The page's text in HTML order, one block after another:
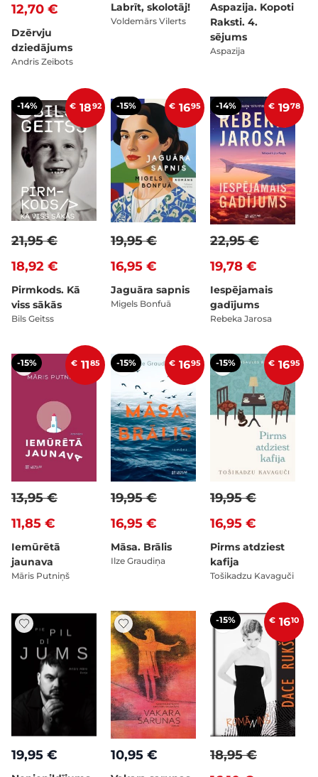
12,70 €
Dzērvju
dziedājums
Andris Zeibots
Labrīt, skolotāj!
Voldemārs Vilerts
Aspazija. Kopoti
Raksti. 4.
sējums
Aspazija
-14% € 1892
18,92 €
21,95 €
Pirmkods. Kā
viss sākās
Bils Geitss
-15% € 1695
16,95 €
19,95 €
Jaguāra sapnis
Migels Bonfuā
-14% € 1978
19,78 €
22,95 €
Iespējamais
gadījums
Rebeka Jarosa
-15% € 1185
11,85 €
13,95 €
Iemūrētā
jaunava
Māris Putniņš
-15% € 1695
16,95 €
19,95 €
Māsa. Brālis
Ilze Graudiņa
-15% € 1695
16,95 €
19,95 €
Pirms atdziest
kafija
Tošikadzu Kavaguči
19,95 € 10,95 €
-15% € 1610
18,95 €